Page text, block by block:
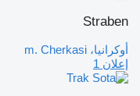
Straben
أوكرانيا، m. Cherkasi
إعلان 1